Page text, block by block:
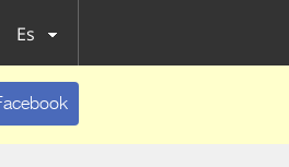
Es